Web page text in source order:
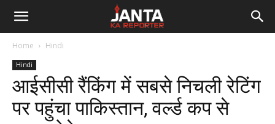
Janta
Reporter
Home Hindi
Hindi
आईसीसी रैंकिंग में सबसे निचली रेटिंग
पर पहुंचा पाकिस्तान, वर्ल्ड कप से